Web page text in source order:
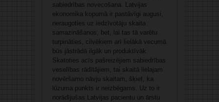
sabiedrības novecošana. Latvijas
ekonomika kopumā ir pastāvīgi augusi,
neraugoties uz iedzīvotāju skaita
samazināšanos, bet, lai tas tā varētu
turpināties, cilvēkiem arī lielākā vecumā
būs jāstrādā ilgāk un produktīvāk.
Skatoties acīs pašreizējiem sabiedrības
veselības rādītājiem, tai skaitā lielajam
novēršamo nāvju skaitam, šķiet, ka
lūzuma punkts ir neizbēgams. Uz to ir
norādījušas Latvijas pacientu un ārstu